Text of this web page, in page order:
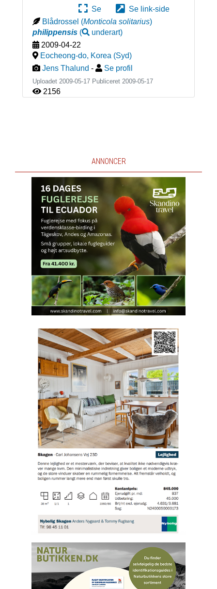
Se
Se link-side
Blådrossel (Monticola solitarius)
philippensis( underart)
2009-04-22
Eocheong-do, Korea (Syd)
Jens Thalund - Se profil
Uploadet 2009-05-17 Publiceret 2009-05-17
2156
ANNONCER